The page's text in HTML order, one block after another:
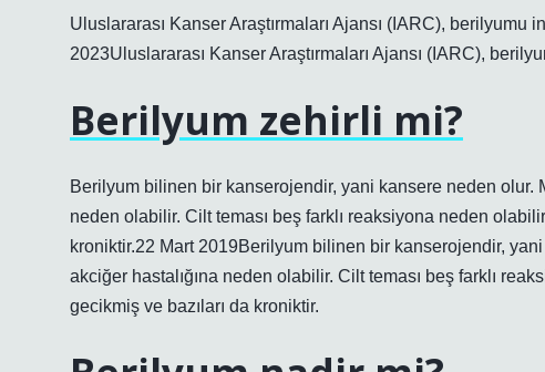
Uluslararası Kanser Araştırmaları Ajansı (IARC), berilyumu
2023Uluslararası Kanser Araştırmaları Ajansı (IARC),
Berilyum zehirli mi?
Berilyum bilinen bir kanserojendir, yani kansere neden olur.
neden olabilir. Cilt teması beş farklı reaksiyona neden
kroniktir.22 Mart 2019Berilyum bilinen bir kanserojendir,
akciğer hastalığına neden olabilir. Cilt teması beş farklı
gecikmiş ve bazıları da kroniktir.